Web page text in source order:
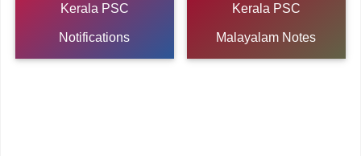
Kerala PSC
Notifications
Kerala PSC
Malayalam Notes